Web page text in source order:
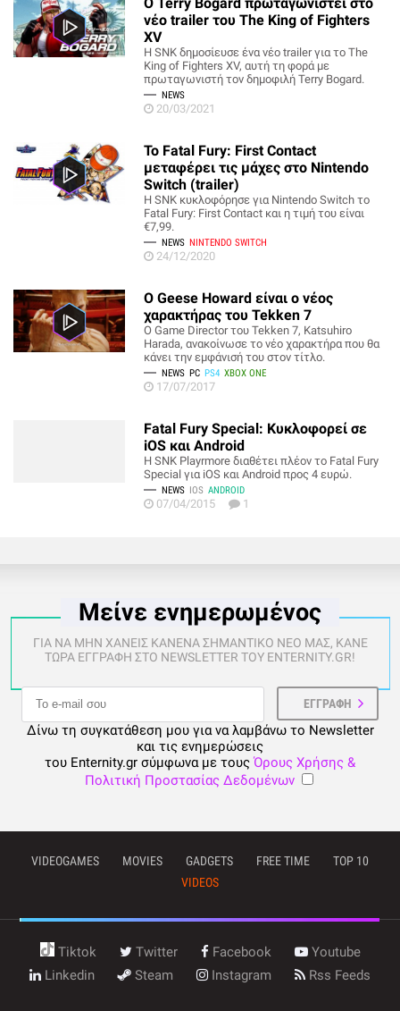
νέο trailer του The King of Fighters
XV
Η SNK δημοσίευσε ένα νέο trailer για το The
King of Fighters XV, αυτή τη φορά με
πρωταγωνιστή τον δημοφιλή Terry Bogard.
NEWS
20/03/2021
Το Fatal Fury: First Contact
μεταφέρει τις μάχες στο Nintendo
Switch (trailer)
Η SNK κυκλοφόρησε για Nintendo Switch το
Fatal Fury: First Contact και η τιμή του είναι
€7,99.
NEWS NINTENDO SWITCH
24/12/2020
Ο Geese Howard είναι ο νέος
χαρακτήρας του Tekken 7
O Game Director του Tekken 7, Katsuhiro
Harada, ανακοίνωσε το νέο χαρακτήρα που θα
κάνει την εμφάνισή του στον τίτλο.
NEWS PC PS4 XBOX ONE
17/07/2017
Fatal Fury Special: Κυκλοφορεί σε
iOS και Android
Η SNK Playrmore διαθέτει πλέον το Fatal Fury
Special για iOS και Android προς 4 ευρώ.
NEWS IOS ANDROID
07/04/2015 1
Μείνε ενημερωμένος
ΓΙΑ ΝΑ ΜΗΝ ΧΑΝΕΙΣ ΚΑΝΕΝΑ ΣΗΜΑΝΤΙΚΟ ΝΕΟ ΜΑΣ, ΚΑΝΕ
ΤΩΡΑ ΕΓΓΡΑΦΗ ΣΤΟ NEWSLETTER ΤΟΥ ENTERNITY.GR!
Δίνω τη συγκατάθεση μου για να λαμβάνω το Newsletter
και τις ενημερώσεις
του Enternity.gr σύμφωνα με τους Όρους Χρήσης &
Πολιτική Προστασίας Δεδομένων
VIDEOGAMES MOVIES GADGETS FREE TIME
TOP 10
VIDEOS
Tiktok Twitter Facebook
Youtube
Linkedin
Steam Instagram Rss Feeds